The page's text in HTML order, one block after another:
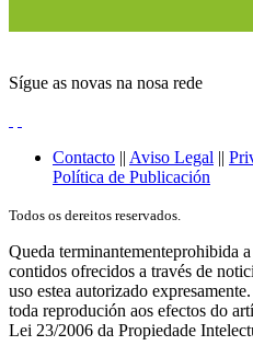
Sígue as novas na nosa rede
Contacto || Aviso Legal ||
Política de Publicación
Todos os dereitos reservados.
Queda terminantementeprohibida
contidos ofrecidos a través de
uso estea autorizado
toda reprodución aos efectos do
Lei 23/2006 da Propiedade